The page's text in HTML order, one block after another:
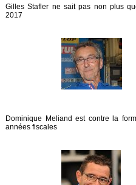
Gilles Stafler ne sait pas non plus
2017
Dominique Meliand est contre la
années fiscales